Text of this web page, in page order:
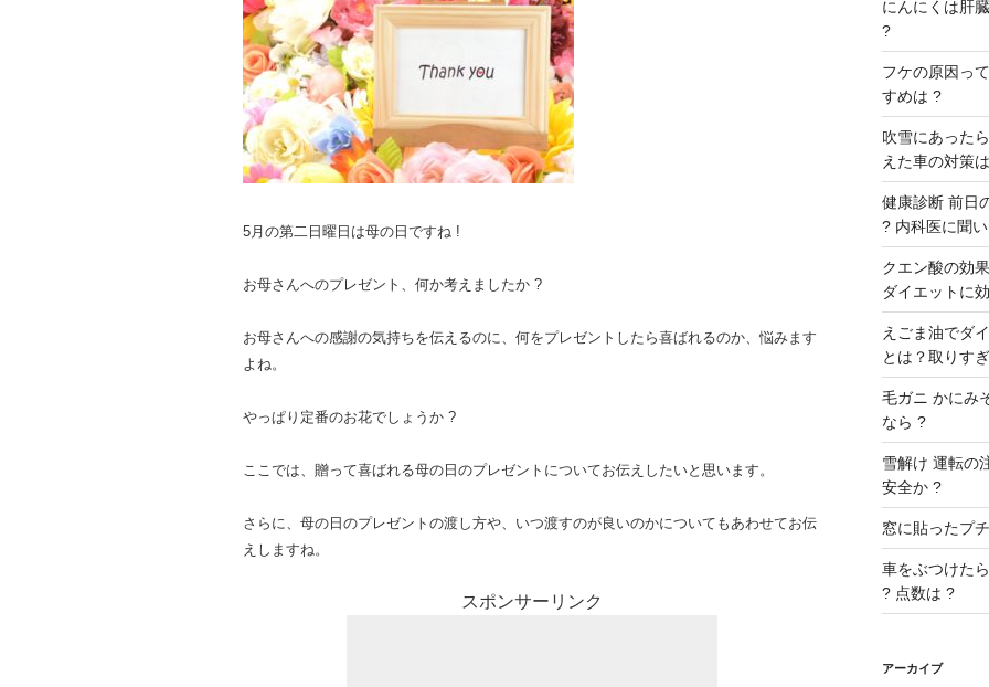
5月の第二日曜日は母の日ですね !
お母さんへのプレゼント、何か考えましたか ?
お母さんへの感謝の気持ちを伝えるのに、何をプレゼントしたら喜ばれるのか、悩みます
よね。
やっぱり定番のお花でしょうか ?
ここでは、贈って喜ばれる母の日のプレゼントについてお伝えしたいと思います。
さらに、母の日のプレゼントの渡し方や、いつ渡すのが良いのかについてもあわせてお伝
えしますね。
スポンサーリンク
にんにくは肝
?
フケの原因っ
すめは ?
吹雪にあった
えた車の対策
健康診断 前日
? 内科医に聞
クエン酸の効
ダイエットに
えごま油でダ
とは？取りす
毛ガニ かにみ
なら ?
雪解け 運転の
安全か ?
窓に貼ったプ
車をぶつけた
? 点数は ?
アーカイブ